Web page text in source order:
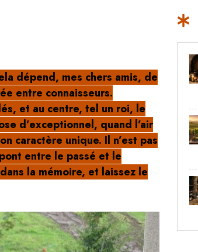
dépend, mes chers amis, de
entre connaisseurs.
et au centre, tel un roi, le
d’exceptionnel, quand l’air
caractère unique. Il n’est pas
entre le passé et le
la mémoire, et laissez le